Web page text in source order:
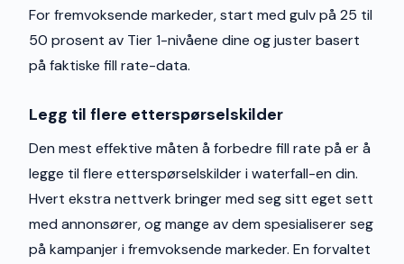
For fremvoksende markeder, start med gulv på 25 til
50 prosent av Tier 1-nivåene dine og juster basert
på faktiske fill rate-data.
Legg til flere etterspørselskilder
Den mest effektive måten å forbedre fill rate på er å
legge til flere etterspørselskilder i waterfall-en din.
Hvert ekstra nettverk bringer med seg sitt eget sett
med annonsører, og mange av dem spesialiserer seg
på kampanjer i fremvoksende markeder. En forvaltet